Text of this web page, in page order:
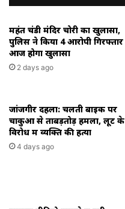
के
खरसिया
जाने
के
लिए
महंत चंडी मंदिर चोरी का खुलासा,
पुलिस ने किया 4 आरोपी गिरफ्तार
आज होगा खुलासा
2 days ago
जांजगीर दहला: चलती बाइक पर
चाकुओं से ताबड़तोड़ हमला, लूट के
विरोध में व्यक्ति की हत्या
4 days ago